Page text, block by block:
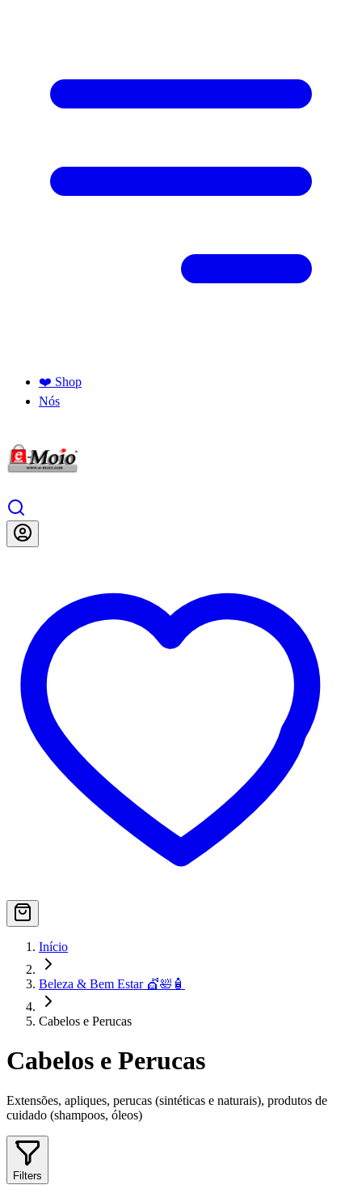
❤️ Shop
Nós
Início
Beleza & Bem Estar 💇🛀🧴
Cabelos e Perucas
Cabelos e Perucas
Extensões, apliques, perucas (sintéticas e naturais), produtos de
cuidado (shampoos, óleos)
Filters